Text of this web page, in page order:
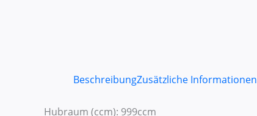
BeschreibungZusätzliche Informationen
Hubraum (ccm): 999ccm